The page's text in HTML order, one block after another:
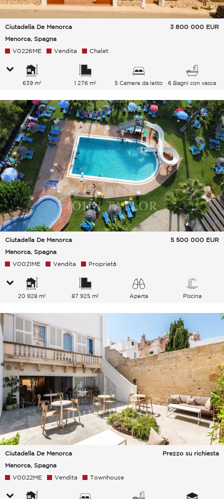
Ciutadella De Menorca
Menorca, Spagna
3 800 000 EUR
V0226ME Vendita Chalet
639 m² 1 276 m² 5 Camere da letto 6 Bagni con vasca
Ciutadella De Menorca
Menorca, Spagna
5 500 000 EUR
V0021ME Vendita Proprietà
20 928 m² 87 925 m² Aperta Piscina
Ciutadella De Menorca
Menorca, Spagna
Prezzo su richiesta
V0022ME Vendita Townhouse